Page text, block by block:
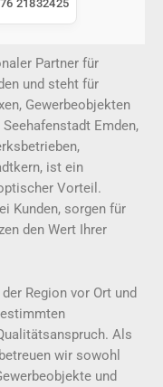
21832425
Partner für
und steht für
Gewerbeobjekten
Emden,
ist ein
Vorteil.
Kunden, sorgen für
den Wert Ihrer
Region vor Ort und
Als
wir sowohl
und